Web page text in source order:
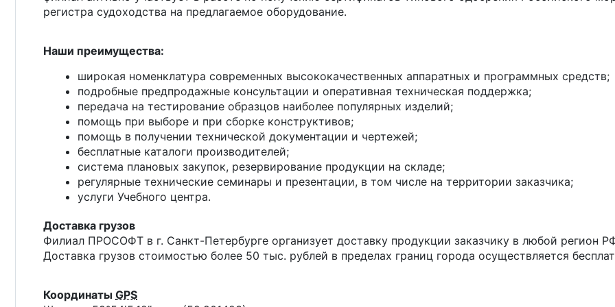
регистра судоходства на предлагаемое оборудование.
Наши преимущества:
широкая номенклатура современных высококачественных аппаратных и программных средств;
подробные предпродажные консультации и оперативная техническая поддержка;
передача на тестирование образцов наиболее популярных изделий;
помощь при выборе и при сборке конструктивов;
помощь в получении технической документации и чертежей;
бесплатные каталоги производителей;
система плановых закупок, резервирование продукции на складе;
регулярные технические семинары и презентации, в том числе на территории заказчика;
услуги Учебного центра.
Доставка грузов
Филиал ПРОСОФТ в г. Санкт-Петербурге организует доставку продукции заказчику в любой регион
Доставка грузов стоимостью более 50 тыс. рублей в пределах границ города осуществляется
Координаты GPS